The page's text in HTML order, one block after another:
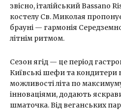
звісно, італійський Bassano
костелу Св. Миколая
брауні — гармонія
літнім ритмом.
Сезон ягід — це період
Київські шефи та
можливості літа по
інноваціями, додають
шматочка. Від веганських